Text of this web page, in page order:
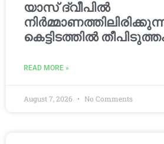
യാസ് ദ്വീപിൽ
കെട്ടിടത്തിൽ
READ MORE »
August 7, 2026 No Comments